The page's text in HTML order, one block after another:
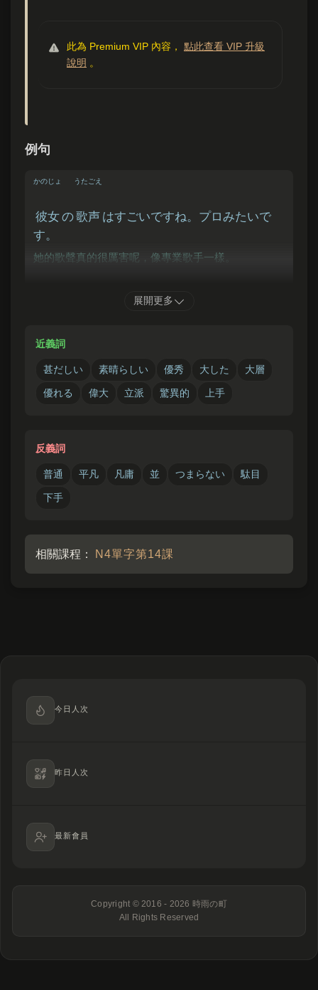
此為 Premium VIP 內容，
點此查看 VIP 升級
說明 。
例句
彼女
かのじょ
の歌声
うたごえ
はすごいですね。プロみたいで
す。
她的歌聲真的很厲害呢，像專業歌手一樣。
しいよ。
聽說山田先生新公司的薪水很驚人呢。
展開更多
近義詞
甚だしい 素晴らしい 優秀 大した 大層
優れる 偉大 立派 驚異的 上手
反義詞
普通 平凡 凡庸 並 つまらない 駄目
下手
相關課程： N4單字第14課
今日人次
昨日人次
最新會員
Copyright © 2016 - 2026 時雨の町
All Rights Reserved